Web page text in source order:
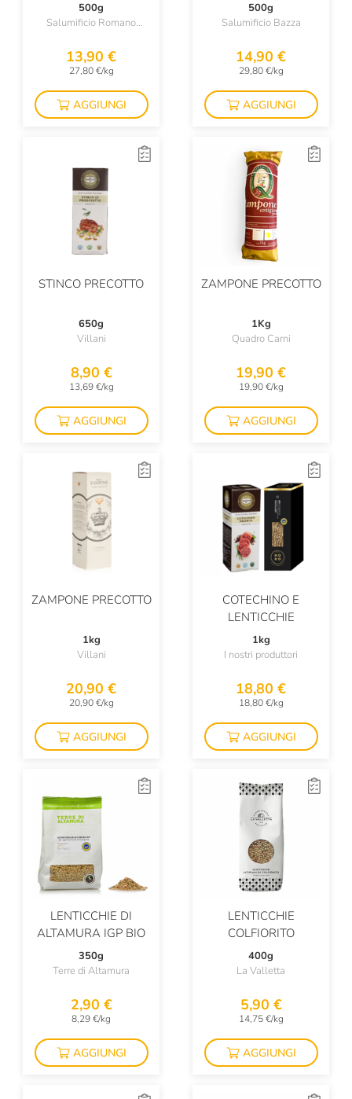
MOSCATO
500g
Salumificio Romano
13,90 €
27,80 €/kg
AGGIUNGI
500g
Salumificio Bazza
14,90 €
29,80 €/kg
AGGIUNGI
STINCO PRECOTTO
650g
Villani
8,90 €
13,69 €/kg
AGGIUNGI
ZAMPONE PRECOTTO
1Kg
Quadro Carni
19,90 €
19,90 €/kg
AGGIUNGI
ZAMPONE PRECOTTO
1kg
Villani
20,90 €
20,90 €/kg
AGGIUNGI
COTECHINO E
LENTICCHIE
1kg
I nostri produttori
18,80 €
18,80 €/kg
AGGIUNGI
LENTICCHIE DI
ALTAMURA IGP BIO
350g
Terre di Altamura
2,90 €
8,29 €/kg
AGGIUNGI
LENTICCHIE
COLFIORITO
400g
La Valletta
5,90 €
14,75 €/kg
AGGIUNGI